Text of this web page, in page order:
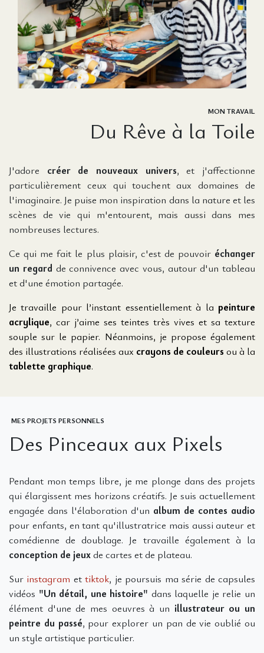
MON TRAVAIL
Du Rêve à la Toile
J'adore créer de nouveaux univers, et j'affectionne
particulièrement ceux qui touchent aux domaines de
l'imaginaire. Je puise mon inspiration dans la nature et les
scènes de vie qui m'entourent, mais aussi dans mes
nombreuses lectures.
Ce qui me fait le plus plaisir, c'est de pouvoir échanger
un regard de connivence avec vous, autour d'un tableau
et d'une émotion partagée.
Je travaille pour l’instant essentiellement à la peinture
acrylique, car j’aime ses teintes très vives et sa texture
souple sur le papier. Néanmoins, je propose également
des illustrations réalisées aux crayons de couleurs ou à la
tablette graphique.
MES PROJETS PERSONNELS
Des Pinceaux aux Pixels
Pendant mon temps libre, je me plonge dans des projets
qui élargissent mes horizons créatifs. Je suis actuellement
engagée dans l'élaboration d'un album de contes audio
pour enfants, en tant qu'illustratrice mais aussi auteur et
comédienne de doublage. Je travaille également à la
conception de jeuxde cartes et de plateau.
Sur instagram ettiktok, je poursuis ma série de capsules
vidéos "Un détail, une histoire" dans laquelle je relie un
élément d'une de mes oeuvres à un illustrateur ou un
peintre du passé, pour explorer un pan de vie oublié ou
un style artistique particulier.